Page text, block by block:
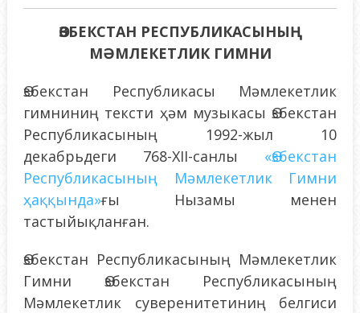
ӨЗБЕКСТАН РЕСПУБЛИКАСЫНЫҢ
МӘМЛЕКЕТЛИК ГИМНИ
Өзбекстан Республикасы Мәмлекетлик
гимниниң тексти ҳәм музыкасы Өзбекстан
Республикасының 1992-жыл 10
декабрьдеги 768-XII-санлы «Өзбекстан
Республикасының Мәмлекетлик Гимни
ҳаққында»ғы Нызамы менен
тастыйықланған.
Өзбекстан Республикасының Мәмлекетлик
Гимни Өзбекстан Республикасының
Мәмлекетлик суверенитетиниң белгиси